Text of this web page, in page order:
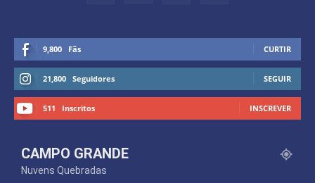
9,800 Fãs CURTIR
21,800 Seguidores SEGUIR
511 Inscritos INSCREVER
CAMPO GRANDE
Nuvens Quebradas